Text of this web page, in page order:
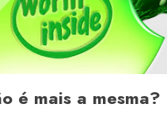
é mais a mesma?